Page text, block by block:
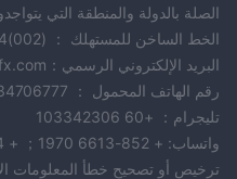
الصلة بالدولة والمنطقة التي
الخط الساخن للمستهلك ： (002)01099845754
البريد الإلكتروني الرسمي：support@wikifx.com
رقم الهاتف المحمول ： 234706777 7762 ； 61 449895363
تليجرام： +60 103342306
واتساب: + 852-6613 1970； + 44-7517747077
ترخيص أو تصحيح خطأ المعلومات